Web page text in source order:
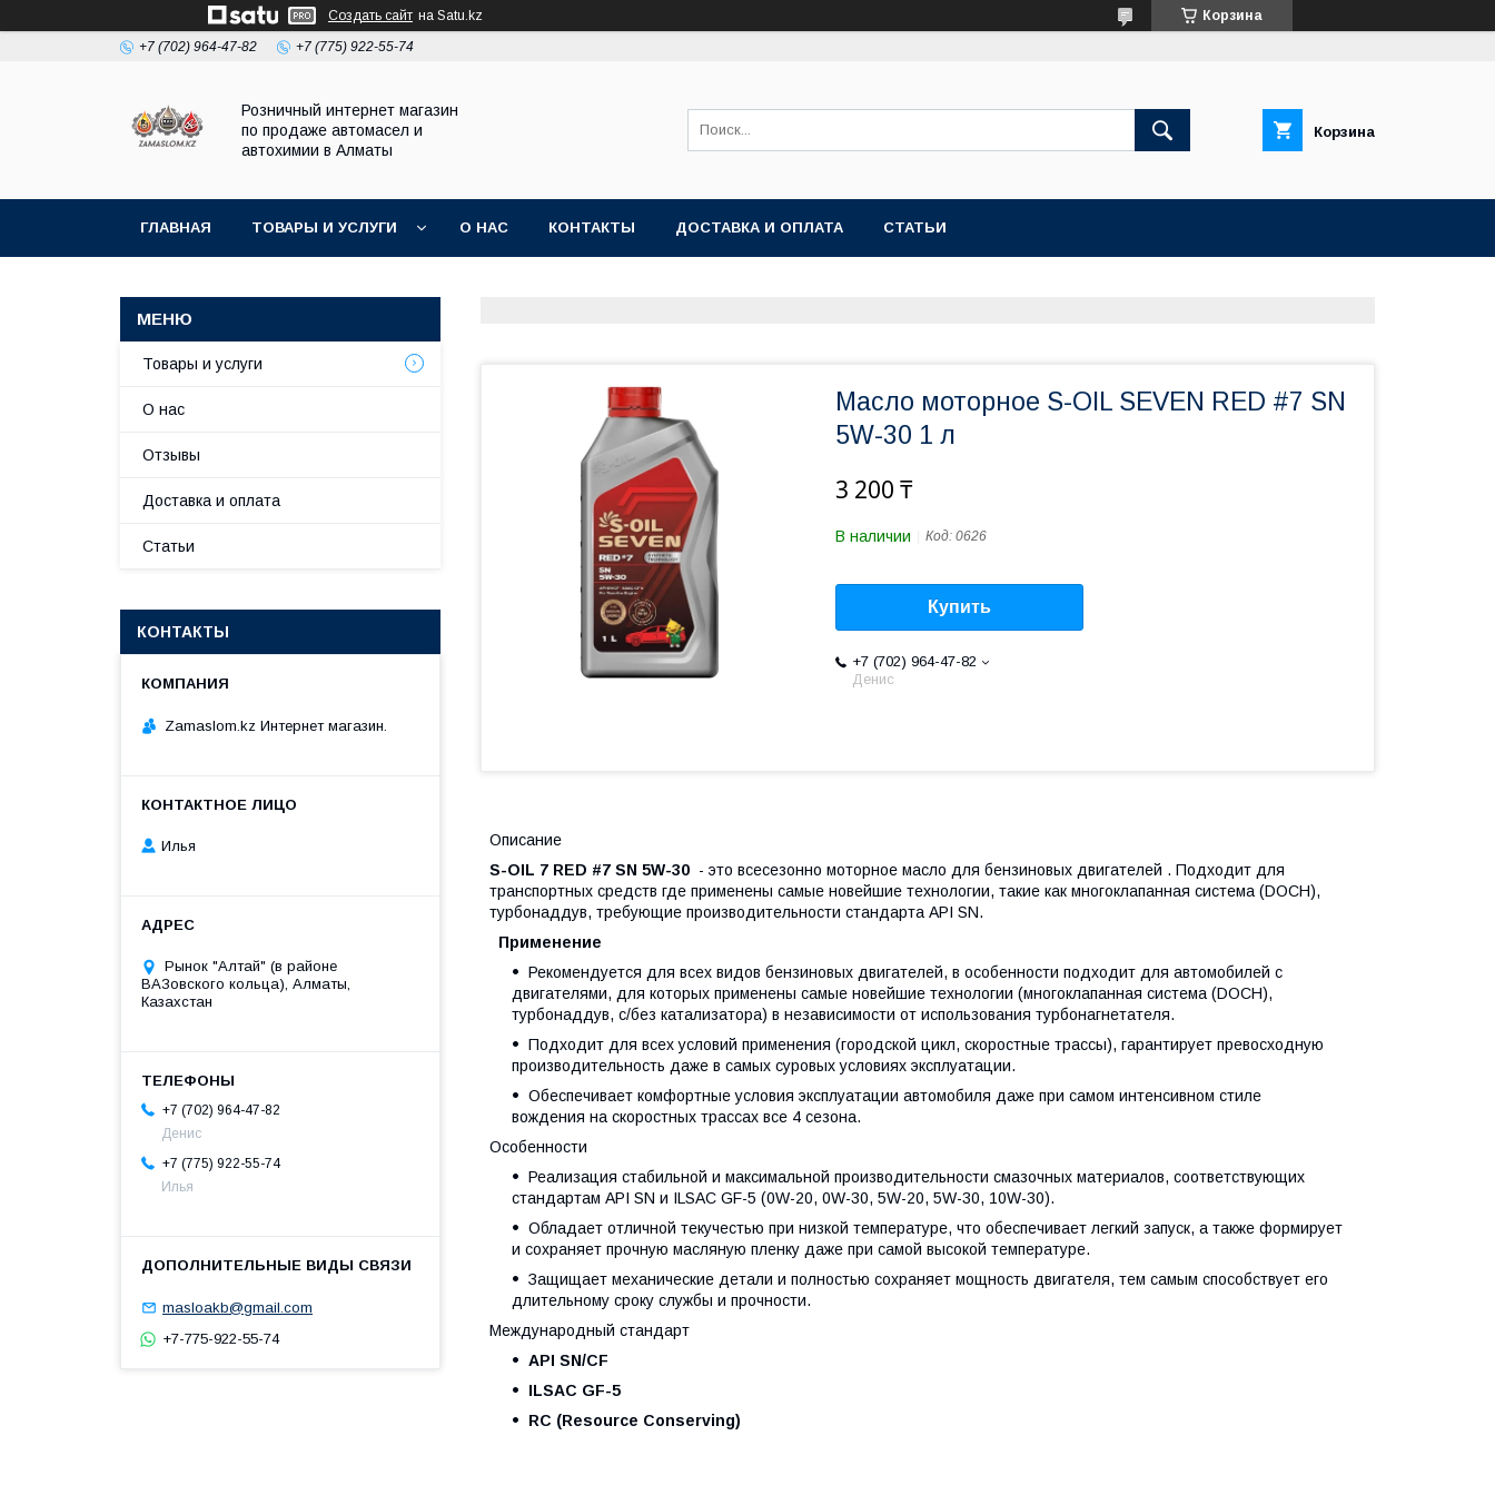
Создать сайт на Satu.kz Корзина
+7 (702) 964-47-82 +7 (775) 922-55-74
Розничный интернет магазин
по продаже автомасел и
автохимии в Алматы
Корзина
ГЛАВНАЯ ТОВАРЫ И УСЛУГИ О НАС КОНТАКТЫ ДОСТАВКА И ОПЛАТА СТАТЬИ
Масло моторное S-OIL SEVEN RED #7 SN
5W-30 1 л
3 200 ₸
В наличии Код: 0626
Купить
+7 (702) 964-47-82
Денис
Описание
S-OIL 7 RED #7 SN 5W-30 - это всесезонно моторное масло для бензиновых двигателей . Подходит для
транспортных средств где применены самые новейшие технологии, такие как многоклапанная система (DOCH),
турбонаддув, требующие производительности стандарта API SN.
Применение
Рекомендуется для всех видов бензиновых двигателей, в особенности подходит для автомобилей с
двигателями, для которых применены самые новейшие технологии (многоклапанная система (DOCH),
турбонаддув, с/без катализатора) в независимости от использования турбонагнетателя.
Подходит для всех условий применения (городской цикл, скоростные трассы), гарантирует превосходную
производительность даже в самых суровых условиях эксплуатации.
Обеспечивает комфортные условия эксплуатации автомобиля даже при самом интенсивном стиле
вождения на скоростных трассах все 4 сезона.
Особенности
Реализация стабильной и максимальной производительности смазочных материалов, соответствующих
стандартам API SN и ILSAC GF-5 (0W-20, 0W-30, 5W-20, 5W-30, 10W-30).
Обладает отличной текучестью при низкой температуре, что обеспечивает легкий запуск, а также формирует
и сохраняет прочную масляную пленку даже при самой высокой температуре.
Защищает механические детали и полностью сохраняет мощность двигателя, тем самым способствует его
длительному сроку службы и прочности.
Международный стандарт
API SN/CF
ILSAC GF-5
RC (Resource Conserving)
Товары и услуги
О нас
Отзывы
Доставка и оплата
Статьи
КОНТАКТЫ
Zamaslom.kz Интернет магазин.
Илья
Рынок "Алтай" (в районе
ВАЗовского кольца), Алматы,
Казахстан
+7 (702) 964-47-82
Денис
+7 (775) 922-55-74
Илья
masloakb@gmail.com
+7-775-922-55-74